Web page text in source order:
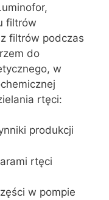
filtrów
filtrów podczas
do
w
rtęci:
produkcji
rtęci
w pompie